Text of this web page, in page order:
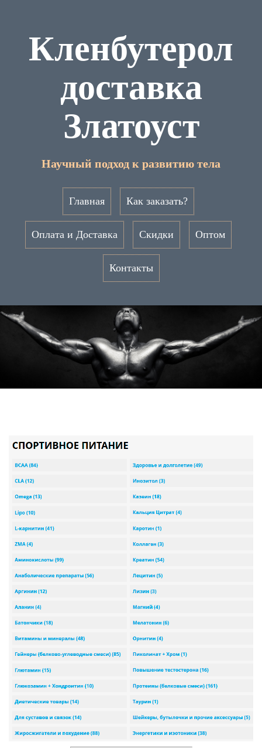
Кленбутерол
доставка
Златоуст
Научный подход к развитию тела
Главная Как заказать?
Оплата и Доставка Скидки Оптом
Контакты